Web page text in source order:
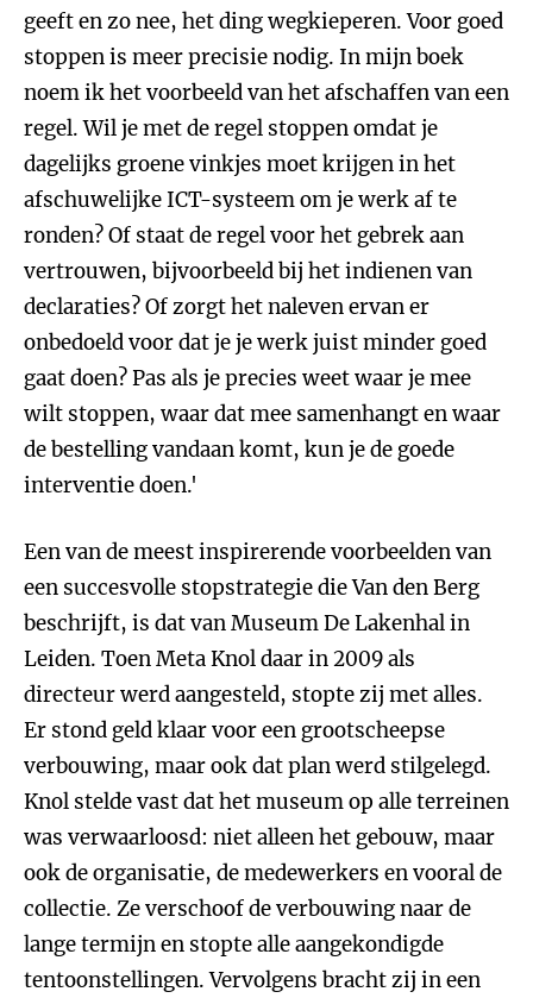
geeft en zo nee, het ding wegkieperen. Voor goed
stoppen is meer precisie nodig. In mijn boek
noem ik het voorbeeld van het afschaffen van een
regel. Wil je met de regel stoppen omdat je
dagelijks groene vinkjes moet krijgen in het
afschuwelijke ICT-systeem om je werk af te
ronden? Of staat de regel voor het gebrek aan
vertrouwen, bijvoorbeeld bij het indienen van
declaraties? Of zorgt het naleven ervan er
onbedoeld voor dat je je werk juist minder goed
gaat doen? Pas als je precies weet waar je mee
wilt stoppen, waar dat mee samenhangt en waar
de bestelling vandaan komt, kun je de goede
interventie doen.'
Een van de meest inspirerende voorbeelden van
een succesvolle stopstrategie die Van den Berg
beschrijft, is dat van Museum De Lakenhal in
Leiden. Toen Meta Knol daar in 2009 als
directeur werd aangesteld, stopte zij met alles.
Er stond geld klaar voor een grootscheepse
verbouwing, maar ook dat plan werd stilgelegd.
Knol stelde vast dat het museum op alle terreinen
was verwaarloosd: niet alleen het gebouw, maar
ook de organisatie, de medewerkers en vooral de
collectie. Ze verschoof de verbouwing naar de
lange termijn en stopte alle aangekondigde
tentoonstellingen. Vervolgens bracht zij in een